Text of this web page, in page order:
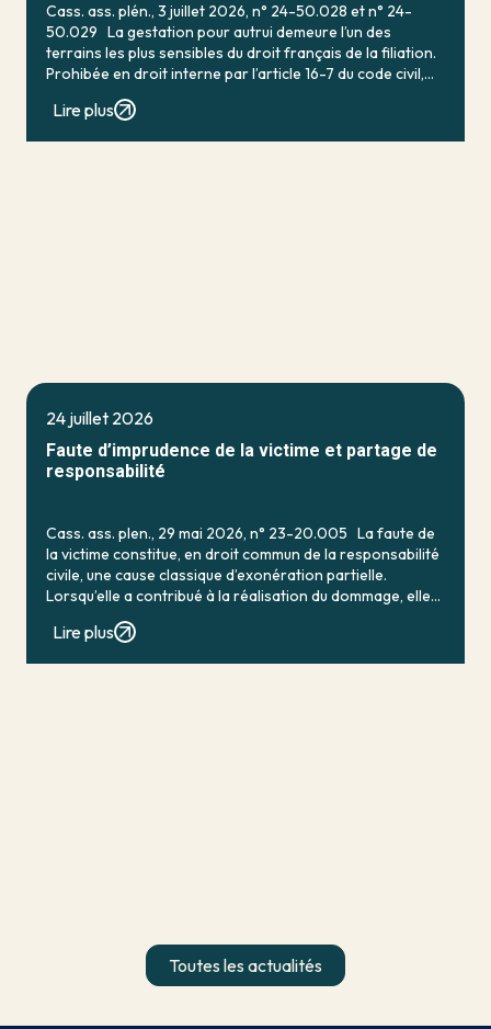
Cass. ass. plén., 3 juillet 2026, n° 24-50.028 et n° 24-
50.029 La gestation pour autrui demeure l’un des
terrains les plus sensibles du droit français de la filiation.
Prohibée en droit interne par l’article 16-7 du code civil,
Lire plus
24 juillet 2026
Faute d’imprudence de la victime et partage de
responsabilité
Cass. ass. plen., 29 mai 2026, n° 23-20.005 La faute de
la victime constitue, en droit commun de la responsabilité
civile, une cause classique d’exonération partielle.
Lorsqu’elle a contribué à la réalisation du dommage, elle
conduit en principe à […]
Lire plus
Toutes les actualités